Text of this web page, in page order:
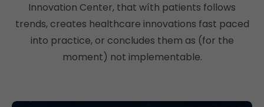
Innovation Center, that wíth patients follows
trends, creates healthcare innovations fast paced
into practice, or concludes them as (for the
moment) not implementable.